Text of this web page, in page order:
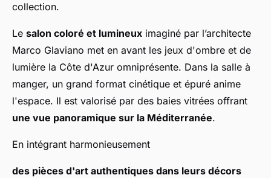
collection.
Le salon coloré et lumineux imaginé par l’architecte
Marco Glaviano met en avant les jeux d'ombre et de
lumière la Côte d'Azur omniprésente. Dans la salle à
manger, un grand format cinétique et épuré anime
l'espace. Il est valorisé par des baies vitrées offrant
une vue panoramique sur la Méditerranée.
En intégrant harmonieusement
des pièces d'art authentiques dans leurs décors